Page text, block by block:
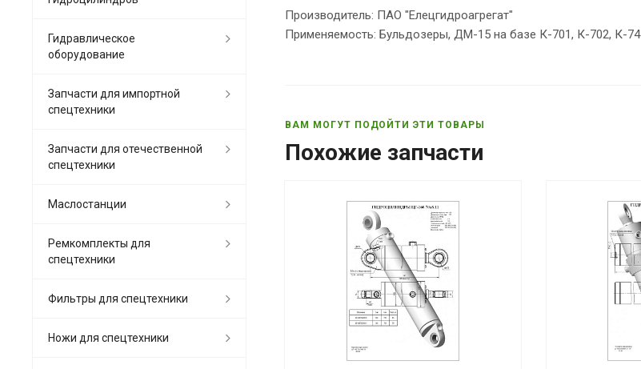
Производитель: ПАО "Елецгидроагрегат"
Применяемость: Бульдозеры, ДМ-15 на базе К-701, К-702, К-74
ВАМ МОГУТ ПОДОЙТИ ЭТИ ТОВАРЫ
Похожие запчасти
Гидравлическое
оборудование
Запчасти для импортной
спецтехники
Запчасти для отечественной
спецтехники
Маслостанции
Ремкомплекты для
спецтехники
Фильтры для спецтехники
Ножи для спецтехники